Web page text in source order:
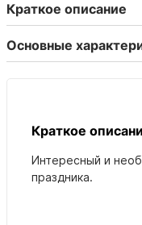
Краткое описание
Основные
Краткое
Интересный и
праздника.